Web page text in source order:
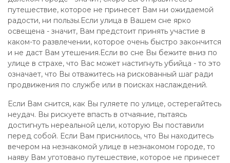
путешествие, которое не принесет Вам ни ожидаемой
радости, ни пользы.Если улица в Вашем сне ярко
освещена - значит, Вам предстоит принять участие в
каком-то развлечении, которое очень быстро закончится
и не даст Вам утешения.Если во сне Вы бежите вниз по
улице в страхе, что Вас может настигнуть убийца - то это
означает, что Вы отважитесь на рискованный шаг ради
продвижения по службе или в поисках наслаждений.
Если Вам снится, как Вы гуляете по улице, остерегайтесь
неудач. Вы рискуете впасть в отчаяние, пытаясь
достигнуть нереальной цели, которую Вы поставили
перед собой. Если Вам приснилось, что Вы находитесь
вечером на незнакомой улице в незнакомом городе, то
наяву Вам уготовано путешествие, которое не принесет